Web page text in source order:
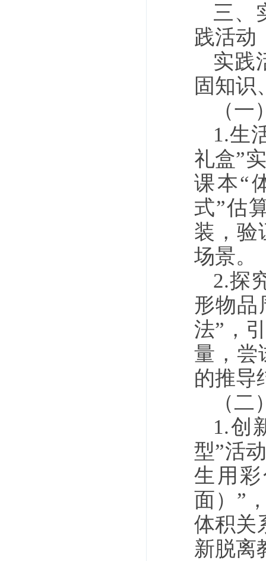
三、
践活动
实践
固知识
（
1.生
礼盒”
课本“
式”估
装，验
场景。
2.探
形物
法”，
量，尝
的推导
（
1.创
型”活
生用
面）”
体积关
新脱离